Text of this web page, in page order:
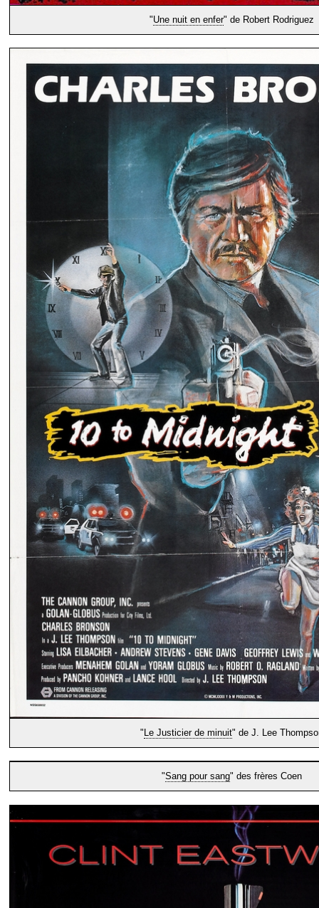
"Une nuit en enfer" de Robert Rodriguez
" Le Justicier de minuit" de J. Lee
"Sang pour sang" des frères Coen